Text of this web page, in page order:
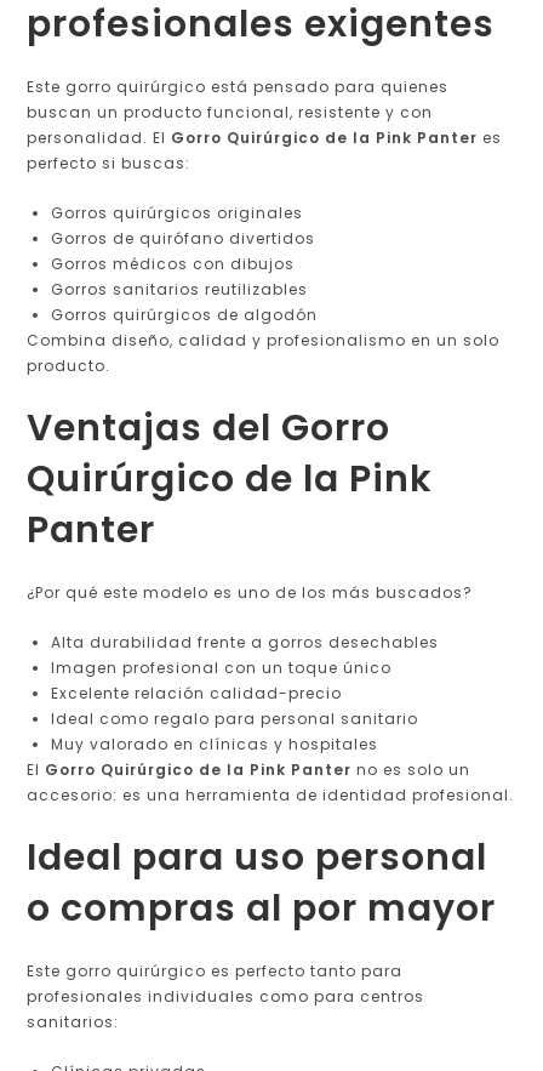
profesionales exigentes
Este gorro quirúrgico está pensado para quienes
buscan un producto funcional, resistente y con
personalidad. El Gorro Quirúrgico de la Pink Panter es
perfecto si buscas:
Gorros quirúrgicos originales
Gorros de quirófano divertidos
Gorros médicos con dibujos
Gorros sanitarios reutilizables
Gorros quirúrgicos de algodón
Combina diseño, calidad y profesionalismo en un solo
producto.
Ventajas del Gorro
Quirúrgico de la Pink
Panter
¿Por qué este modelo es uno de los más buscados?
Alta durabilidad frente a gorros desechables
Imagen profesional con un toque único
Excelente relación calidad-precio
Ideal como regalo para personal sanitario
Muy valorado en clínicas y hospitales
El Gorro Quirúrgico de la Pink Panter no es solo un
accesorio: es una herramienta de identidad profesional.
Ideal para uso personal
o compras al por mayor
Este gorro quirúrgico es perfecto tanto para
profesionales individuales como para centros
sanitarios: